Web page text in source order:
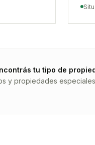
tu tipo de
y propiedades